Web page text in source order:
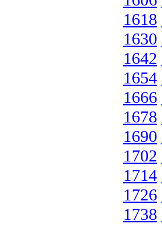
1618
1630
1642
1654
1666
1678
1690
1702
1714
1726
1738